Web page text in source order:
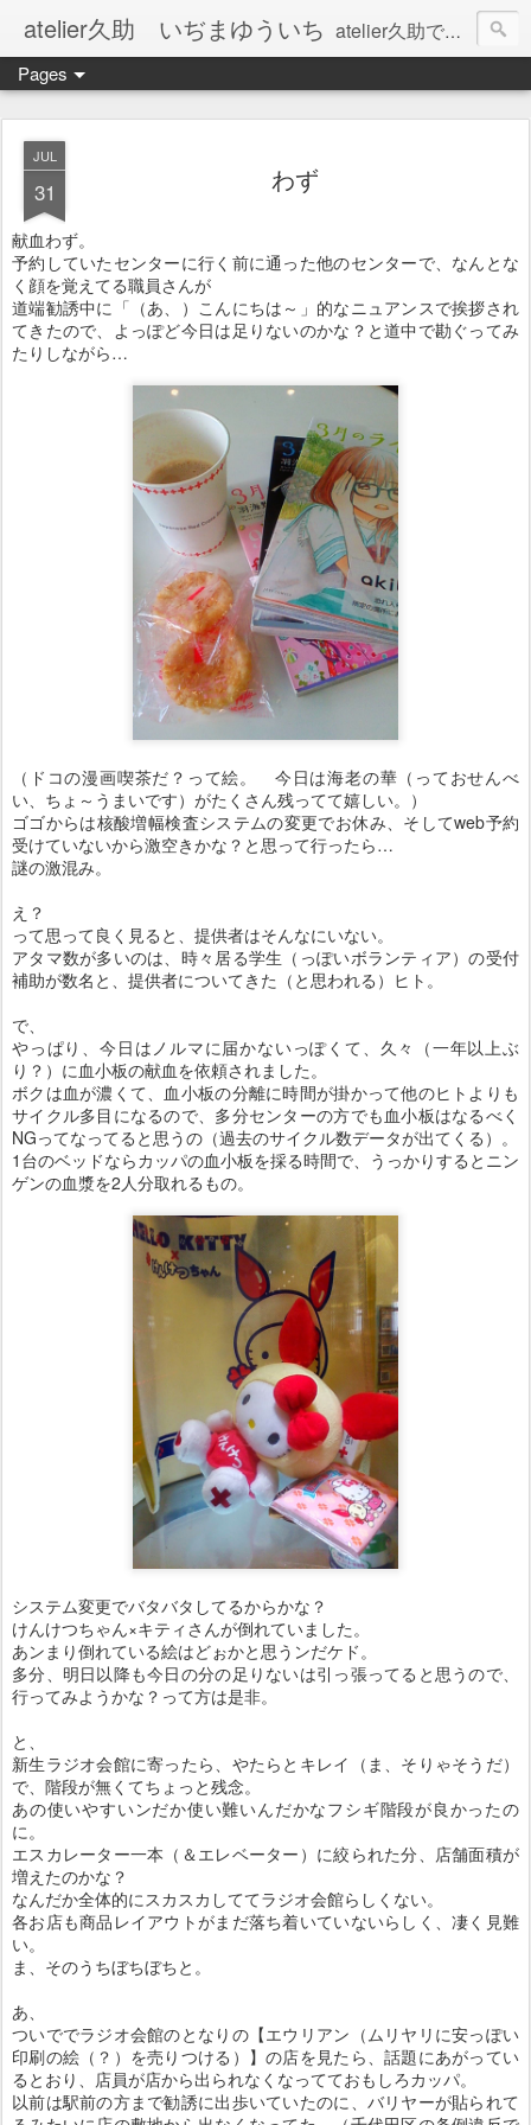
atelier久助 いぢまゆういち atelier久助では土と火から暖かなモノたちを生み出しています。 ご覧になられた方が和んで頂ければ幸いです。
Pages
JUL
31 わず
献血わず。
予約していたセンターに行く前に通った他のセンターで、なんとな
く顔を覚えてる職員さんが
道端勧誘中に「（あ、）こんにちは～」的なニュアンスで挨拶され
てきたので、よっぽど今日は足りないのかな？と道中で勘ぐってみ
たりしながら…
（ドコの漫画喫茶だ？って絵。 今日は海老の華（っておせんべ
い、ちょ～うまいです）がたくさん残ってて嬉しい。）
ゴゴからは核酸増幅検査システムの変更でお休み、そしてweb予約
受けていないから激空きかな？と思って行ったら…
謎の激混み。
え？
って思って良く見ると、提供者はそんなにいない。
アタマ数が多いのは、時々居る学生（っぽいボランティア）の受付
補助が数名と、提供者についてきた（と思われる）ヒト。
で、
やっぱり、今日はノルマに届かないっぽくて、久々（一年以上ぶ
り？）に血小板の献血を依頼されました。
ボクは血が濃くて、血小板の分離に時間が掛かって他のヒトよりも
サイクル多目になるので、多分センターの方でも血小板はなるべく
NGってなってると思うの（過去のサイクル数データが出てくる）。
1台のベッドならカッパの血小板を採る時間で、うっかりするとニン
ゲンの血漿を2人分取れるもの。
システム変更でバタバタしてるからかな？
けんけつちゃん×キティさんが倒れていました。
あンまり倒れている絵はどぉかと思うンだケド。
多分、明日以降も今日の分の足りないは引っ張ってると思うので、
行ってみようかな？って方は是非。
と、
新生ラジオ会館に寄ったら、やたらとキレイ（ま、そりゃそうだ）
で、階段が無くてちょっと残念。
あの使いやすいンだか使い難いんだかなフシギ階段が良かったの
に。
エスカレーター一本（＆エレベーター）に絞られた分、店舗面積が
増えたのかな？
なんだか全体的にスカスカしててラジオ会館らしくない。
各お店も商品レイアウトがまだ落ち着いていないらしく、凄く見難
い。
ま、そのうちぼちぼちと。
あ、
ついででラジオ会館のとなりの【エウリアン（ムリヤリに安っぽい
印刷の絵（？）を売りつける）】の店を見たら、話題にあがってい
るとおり、店員が店から出られなくなってておもしろカッパ。
以前は駅前の方まで勧誘に出歩いていたのに、バリヤーが貼られて